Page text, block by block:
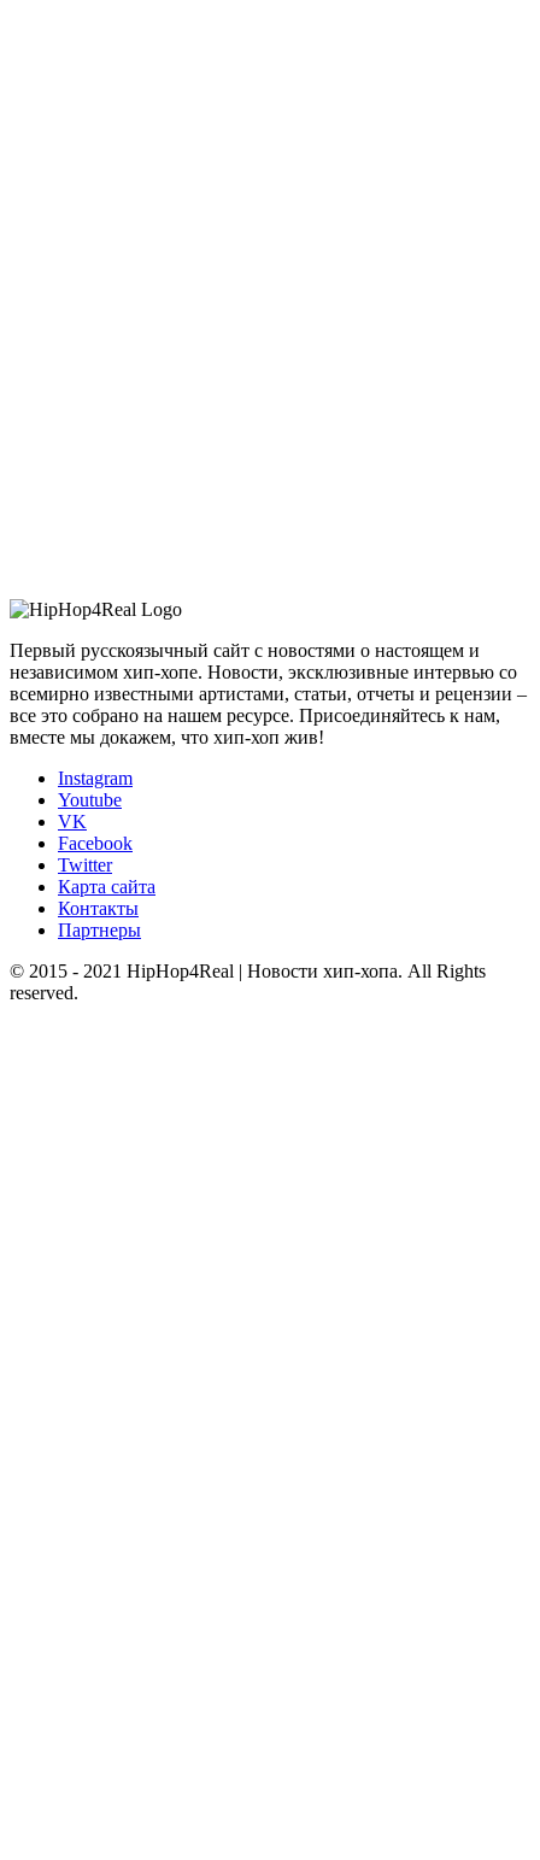
Первый русскоязычный сайт с новостями о настоящем и
независимом хип-хопе. Новости, эксклюзивные интервью со
всемирно известными артистами, статьи, отчеты и рецензии –
все это собрано на нашем ресурсе. Присоединяйтесь к нам,
вместе мы докажем, что хип-хоп жив!
Instagram
Youtube
VK
Facebook
Twitter
Карта сайта
Контакты
Партнеры
© 2015 - 2021 HipHop4Real | Новости хип-хопа. All Rights
reserved.